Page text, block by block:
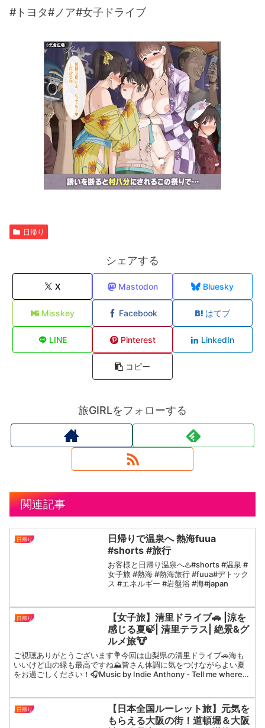
#トヨタ#ノア#女子ドライブ
日帰り
シェアする
X Mastodon Bluesky
Misskey Facebook はてブ
LINE Pinterest LinkedIn
コピー
旅GIRLをフォローする
関連記事
日帰り
日帰りで温泉へ 熱海fuua
#shorts #旅行
お客様と日帰り温泉へ♨️#shorts #温泉 #
女子旅 #熱海 #熱海旅行 #fuua#デトック
ス #エネルギー #岩盤浴 #海#japan
日帰り
【女子旅】清里ドライブ🚗 |涼を
感じる夏🍃| 清里テラス| 絶景&グ
ルメ旅🐮
ご視聴ありがとうございます💐今回は山梨県の清里ドライブ🚗海も
いいけど山の緑も最高ですね⛰️皆さん体調に気をつけながらよい夏
をお過ごしください！🎧Music by Indie Anthony - Tell me where
日帰り
【日本全国ルーレット旅】元気を
もらえる大阪の街！道頓堀＆大阪